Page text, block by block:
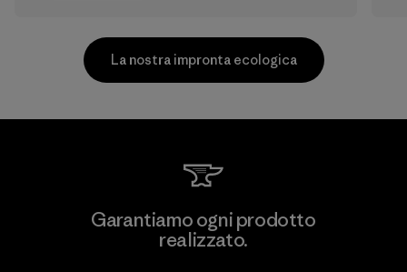
MAS Active (Pvt) Ltd. - Asialine
La nostra impronta ecologica
Garantiamo ogni prodotto
realizzato.